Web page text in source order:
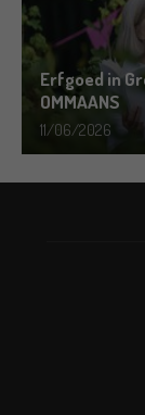
Erfgoed in
OMMAANS
11/06/2026